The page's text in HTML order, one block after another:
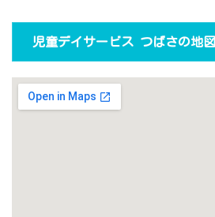
児童デイサービス つばさの地図